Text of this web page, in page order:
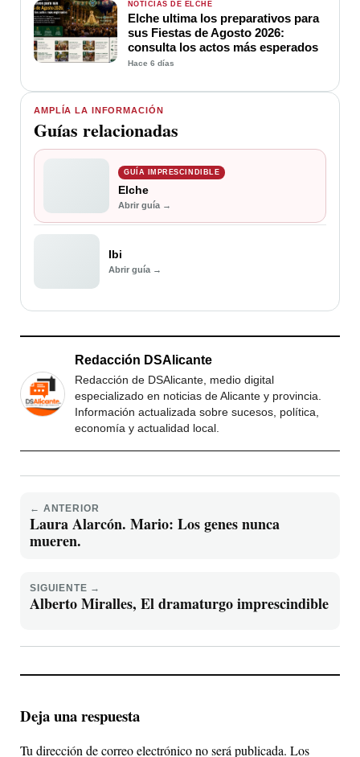
AMPLÍA LA INFORMACIÓN
Guías relacionadas
GUÍA IMPRESCINDIBLE
Elche
Abrir guía →
Ibi
Abrir guía →
NOTICIAS DE ELCHE
Elche ultima los preparativos para
sus Fiestas de Agosto 2026:
consulta los actos más esperados
Hace 6 días
Redacción DSAlicante
Redacción de DSAlicante, medio digital
especializado en noticias de Alicante y provincia.
Información actualizada sobre sucesos, política,
economía y actualidad local.
← ANTERIOR
Laura Alarcón. Mario: Los genes nunca
mueren.
SIGUIENTE →
Alberto Miralles, El dramaturgo imprescindible
Deja una respuesta
Tu dirección de correo electrónico no será publicada. Los